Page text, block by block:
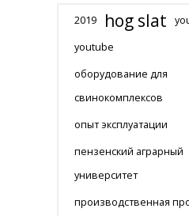
2019 hog slat
youtube
оборудование для
свинокомплексов
опыт эксплуатации
пензенский аграрный
университет
производственная